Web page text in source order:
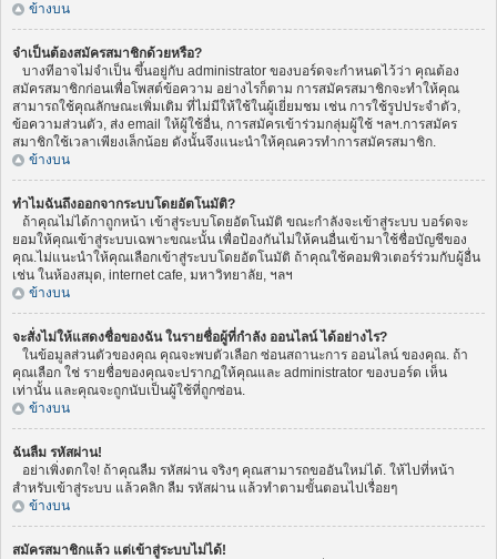
ข้างบน
จำเป็นต้องสมัครสมาชิกด้วยหรือ?
บางทีอาจไม่จำเป็น ขึ้นอยู่กับ administrator ของบอร์ดจะกำหนดไว้ว่า คุณต้อง
สมัครสมาชิกก่อนเพื่อโพสต์ข้อความ อย่างไรก็ตาม การสมัครสมาชิกจะทำให้คุณ
สามารถใช้คุณลักษณะเพิ่มเติม ที่ไม่มีให้ใช้ในผู้เยี่ยมชม เช่น การใช้รูปประจำตัว,
ข้อความส่วนตัว, ส่ง email ให้ผู้ใช้อื่น, การสมัครเข้าร่วมกลุ่มผู้ใช้ ฯลฯ.การสมัคร
สมาชิกใช้เวลาเพียงเล็กน้อย ดังนั้นจึงแนะนำให้คุณควรทำการสมัครสมาชิก.
ข้างบน
ทำไมฉันถึงออกจากระบบโดยอัตโนมัติ?
ถ้าคุณไม่ได้กาถูกหน้า เข้าสู่ระบบโดยอัตโนมัติ ขณะกำลังจะเข้าสู่ระบบ บอร์ดจะ
ยอมให้คุณเข้าสู่ระบบเฉพาะขณะนั้น เพื่อป้องกันไม่ให้คนอื่นเข้ามาใช้ชื่อบัญชีของ
คุณ.ไม่แนะนำให้คุณเลือกเข้าสู่ระบบโดยอัตโนมัติ ถ้าคุณใช้คอมพิวเตอร์ร่วมกับผู้อื่น
เช่น ในห้องสมุด, internet cafe, มหาวิทยาลัย, ฯลฯ
ข้างบน
จะสั่งไม่ให้แสดงชื่อของฉัน ในรายชื่อผู้ที่กำลัง ออนไลน์ ได้อย่างไร?
ในข้อมูลส่วนตัวของคุณ คุณจะพบตัวเลือก ซ่อนสถานะการ ออนไลน์ ของคุณ. ถ้า
คุณเลือก ใช่ รายชื่อของคุณจะปรากฏให้คุณและ administrator ของบอร์ด เห็น
เท่านั้น และคุณจะถูกนับเป็นผู้ใช้ที่ถูกซ่อน.
ข้างบน
ฉันลืม รหัสผ่าน!
อย่าเพิ่งตกใจ! ถ้าคุณลืม รหัสผ่าน จริงๆ คุณสามารถขออันใหม่ได้. ให้ไปที่หน้า
สำหรับเข้าสู่ระบบ แล้วคลิก ลืม รหัสผ่าน แล้วทำตามขั้นตอนไปเรื่อยๆ
ข้างบน
สมัครสมาชิกแล้ว แต่เข้าสู่ระบบไม่ได้!